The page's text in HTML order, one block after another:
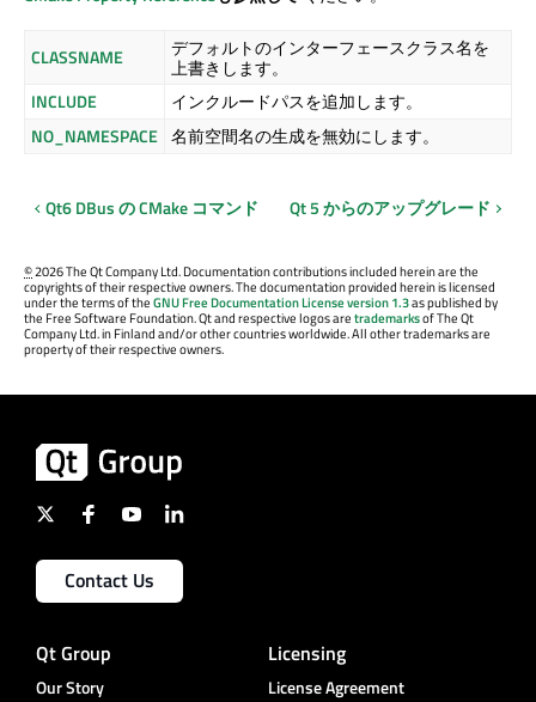
CLASSNAME
デフォルトのインターフェースクラス名を
上書きします。
INCLUDE
インクルードパスを追加します。
NO_NAMESPACE 名前空間名の生成を無効にします。
Qt6 DBus の CMake コマンド Qt 5 からのアップグレード
©2026 The Qt Company Ltd. Documentation contributions included herein are the
copyrights of their respective owners. The documentation provided herein is licensed
under the terms of theGNU Free Documentation License version 1.3as published by
the Free Software Foundation. Qt and respective logos aretrademarksof The Qt
Company Ltd. in Finland and/or other countries worldwide. All other trademarks are
property of their respective owners.
Contact Us
Qt Group
Our Story
Licensing
License Agreement